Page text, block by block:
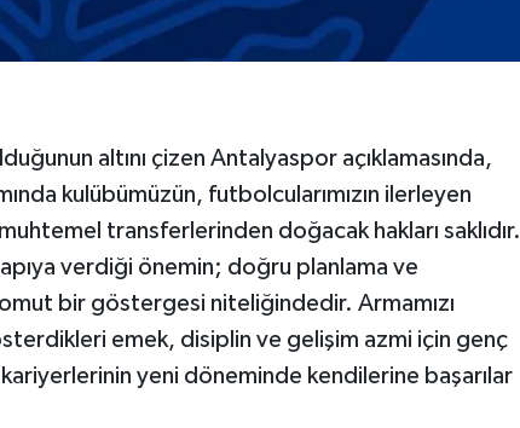
altını çizen Antalyaspor açıklamasında,
kulübümüzün, futbolcularımızın ilerleyen
transferlerinden doğacak hakları saklıdır.
verdiği önemin; doğru planlama ve
bir göstergesi niteliğindedir. Armamızı
emek, disiplin ve gelişim azmi için genç
yeni döneminde kendilerine başarılar